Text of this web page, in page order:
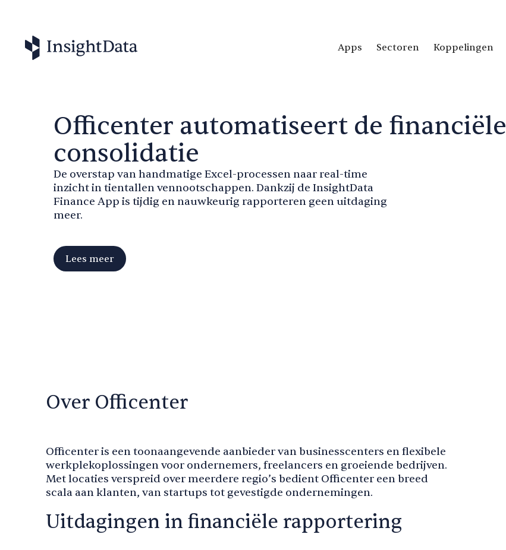
Apps Sectoren Koppelingen
Officenter automatiseert de financiële
consolidatie
De overstap van handmatige Excel-processen naar real-time
inzicht in tientallen vennootschappen. Dankzij de InsightData
Finance App is tijdig en nauwkeurig rapporteren geen uitdaging
meer.
Lees meer
Over Officenter
Officenter is een toonaangevende aanbieder van businesscenters en flexibele
werkplekoplossingen voor ondernemers, freelancers en groeiende bedrijven.
Met locaties verspreid over meerdere regio’s bedient Officenter een breed
scala aan klanten, van startups tot gevestigde ondernemingen.
Uitdagingen in financiële rapportering